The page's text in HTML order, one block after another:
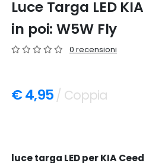
Luce Targa LED
in poi: W5W Fly
0 recensioni
€ 4,95 / Coppia
luce targa LED per KIA Ceed